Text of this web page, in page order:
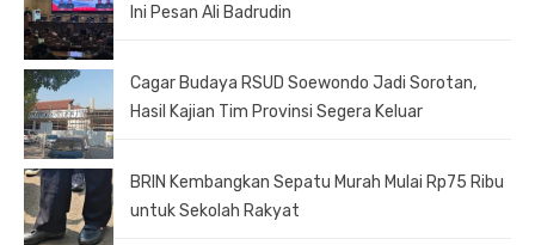
Ini Pesan Ali Badrudin
Cagar Budaya RSUD Soewondo Jadi Sorotan,
Hasil Kajian Tim Provinsi Segera Keluar
BRIN Kembangkan Sepatu Murah Mulai Rp75 Ribu
untuk Sekolah Rakyat